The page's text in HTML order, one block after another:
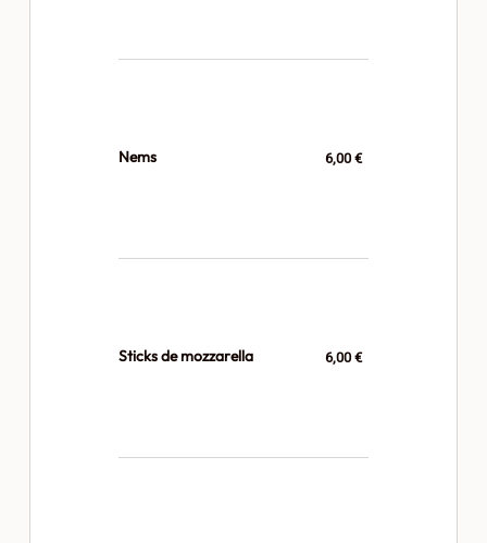
Nems 6,00 €
Sticks de mozzarella 6,00 €